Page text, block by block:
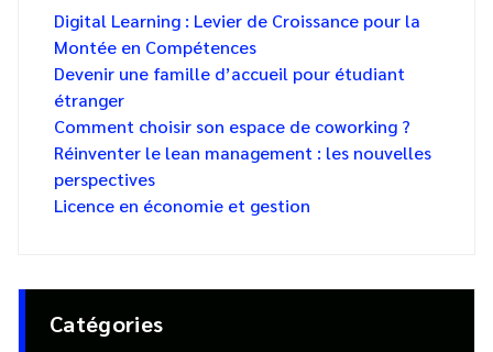
Digital Learning : Levier de Croissance pour la
Montée en Compétences
Devenir une famille d’accueil pour étudiant
étranger
Comment choisir son espace de coworking ?
Réinventer le lean management : les nouvelles
perspectives
Licence en économie et gestion
Catégories